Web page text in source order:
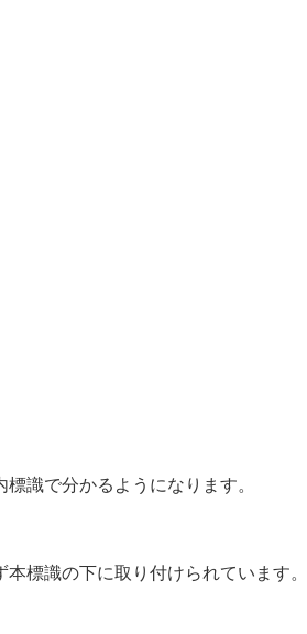
識で分かるようになります。
標識の下に取り付けられています。